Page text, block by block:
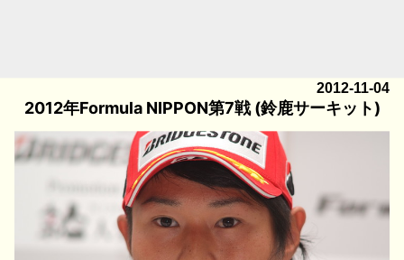
2012-11-04
2012年Formula NIPPON第7戦 (鈴鹿サーキット)